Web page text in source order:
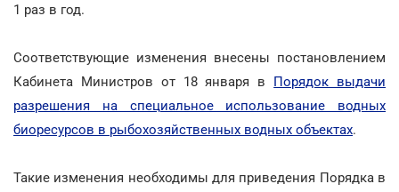
1 раз в год.
Соответствующие изменения внесены постановлением
Кабинета Министров от 18 января в Порядок выдачи
разрешения на специальное использование водных
биоресурсов в рыбохозяйственных водных объектах.
Такие изменения необходимы для приведения Порядка в